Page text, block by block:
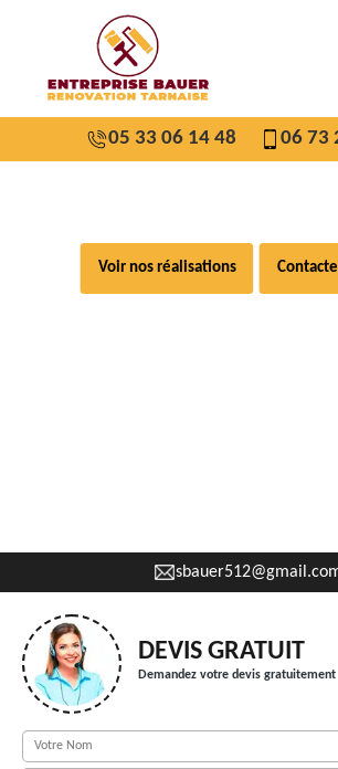
05 33 06 14 48 06 73
Voir nos réalisations
DEVIS GRATUIT
Demandez votre devis gratuitement